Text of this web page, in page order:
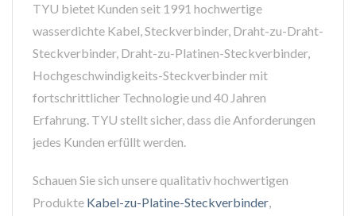
TYU bietet Kunden seit 1991 hochwertige
wasserdichte Kabel, Steckverbinder, Draht-zu-Draht-
Steckverbinder, Draht-zu-Platinen-Steckverbinder,
Hochgeschwindigkeits-Steckverbinder mit
fortschrittlicher Technologie und 40 Jahren
Erfahrung. TYU stellt sicher, dass die Anforderungen
jedes Kunden erfüllt werden.
Schauen Sie sich unsere qualitativ hochwertigen
Produkte Kabel-zu-Platine-Steckverbinder,